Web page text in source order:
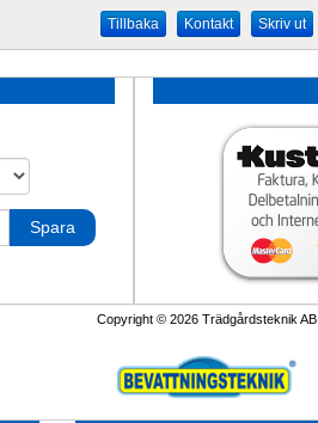
Kontakt Skriv ut
Spara
Copyright © 2026 Trädgårdsteknik AB